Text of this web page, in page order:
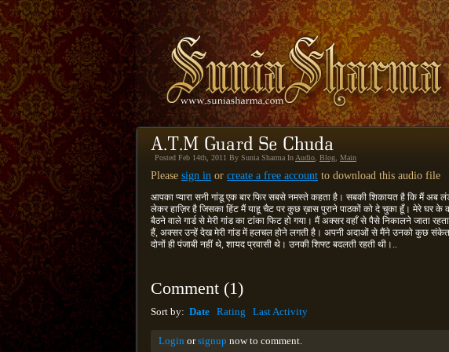
Posted Feb 14th, 2011 By Sunia Sharma In Audio Blog Main
Please sign in or create a free account to download this audio file
आपका प्यारा सनी गांडू एक बार फिर सबसे नमस्ते कहता है। सबकी शिकायत है कि मैं अब
लेकर हाज़िर है जिसका हिंट मैं याहू चैट पर कुछ ख़ास पुराने पाठकों को दे चुका हूँ। मेरे घर
बैठने वाले गार्ड से मेरी गांड का टांका फिट हो गया। मैं अक्सर वहाँ से पैसे निकालने जाता
हैं, अक्सर उन्हें देख मेरी गांड में हलचल होने लगती है। अपनी अदाओं से मैंने उनको कुछ संकेत
दोनों ही पंजाबी नहीं थे, शायद प्रवासी थे। उनकी शिफ्ट बदलती रहती थी।..
Comment (1)
Sort by: Date Rating Last Activity
Login orsignup now to comment.